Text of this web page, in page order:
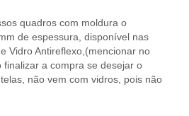
quadros com moldura o
de espessura, disponível nas
Vidro Antireflexo,(mencionar no
finalizar a compra se desejar o
não vem com vidros, pois não